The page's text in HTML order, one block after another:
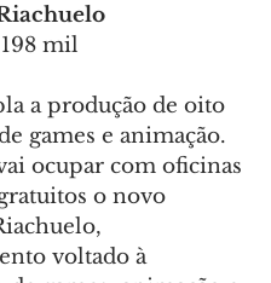
mil
a produção de oito
games e animação.
ocupar com oficinas
o novo
voltado à